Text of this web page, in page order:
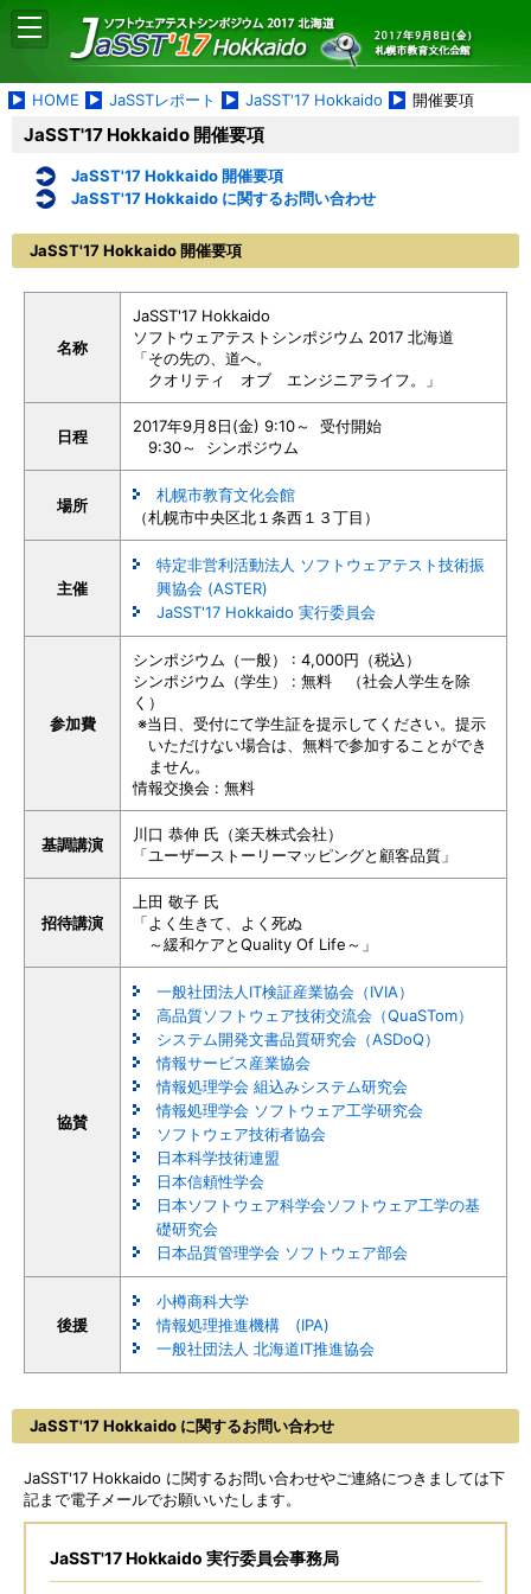
HOME JaSSTレポート JaSST'17 Hokkaido 開催要項
JaSST'17 Hokkaido 開催要項
JaSST'17 Hokkaido 開催要項
JaSST'17 Hokkaido に関するお問い合わせ
JaSST'17 Hokkaido 開催要項
名称
JaSST'17 Hokkaido
ソフトウェアテストシンポジウム 2017 北海道
「その先の、道へ。
クオリティ オブ エンジニアライフ。」
日程
2017年9月8日(金) 9:10～ 受付開始
9:30～ シンポジウム
場所
札幌市教育文化会館
（札幌市中央区北１条西１３丁目）
主催
特定非営利活動法人 ソフトウェアテスト技術振
興協会 (ASTER)
JaSST'17 Hokkaido 実行委員会
参加費
シンポジウム（一般） : 4,000円（税込）
シンポジウム（学生） : 無料 （社会人学生を除
く）
※当日、受付にて学生証を提示してください。提示
いただけない場合は、無料で参加することができ
ません。
情報交換会 : 無料
基調講演
川口 恭伸 氏（楽天株式会社）
「ユーザーストーリーマッピングと顧客品質」
招待講演
上田 敬子 氏
「よく生きて、よく死ぬ
～緩和ケアとQuality Of Life～」
協賛
一般社団法人IT検証産業協会（IVIA）
高品質ソフトウェア技術交流会（QuaSTom）
システム開発文書品質研究会（ASDoQ）
情報サービス産業協会
情報処理学会 組込みシステム研究会
情報処理学会 ソフトウェア工学研究会
ソフトウェア技術者協会
日本科学技術連盟
日本信頼性学会
日本ソフトウェア科学会ソフトウェア工学の基
礎研究会
日本品質管理学会 ソフトウェア部会
後援
小樽商科大学
情報処理推進機構 (IPA)
一般社団法人 北海道IT推進協会
JaSST'17 Hokkaido に関するお問い合わせ
JaSST'17 Hokkaido に関するお問い合わせやご連絡につきましては下
記まで電子メールでお願いいたします。
JaSST'17 Hokkaido 実行委員会事務局